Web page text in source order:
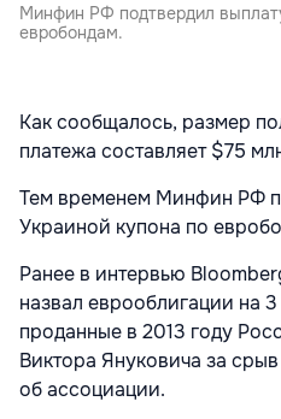
Минфин РФ подтвердил
евробондам.
Как сообщалось, размер
платежа составляет $75
Тем временем Минфин РФ
Украиной купона по
Ранее в интервью
назвал еврооблигации на
проданные в 2013 году
Виктора Януковича за
об ассоциации.